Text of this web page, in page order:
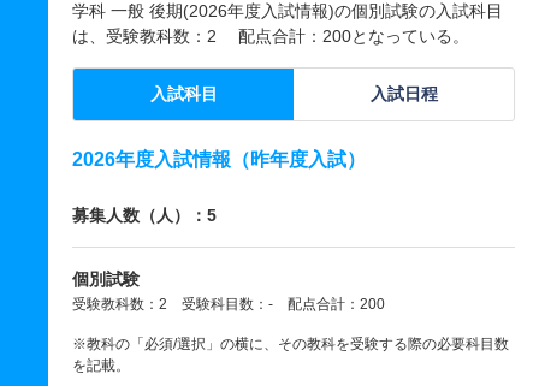
学科 一般 後期(2026年度入試情報)の個別試験の入試科目
は、受験教科数：2 配点合計：200となっている。
入試科目 入試日程
2026年度入試情報（昨年度入試）
募集人数（人）：5
個別試験
受験教科数：2 受験科目数：- 配点合計：200
※教科の「必須/選択」の横に、その教科を受験する際の必要科目数
を記載。